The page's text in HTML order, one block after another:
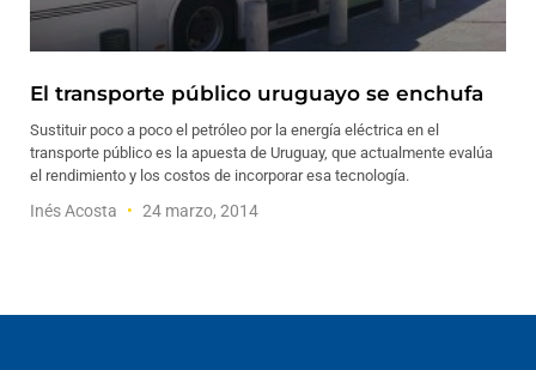
El transporte público uruguayo se enchufa
Sustituir poco a poco el petróleo por la energía eléctrica en el
transporte público es la apuesta de Uruguay, que actualmente evalúa
el rendimiento y los costos de incorporar esa tecnología.
Inés Acosta 24 marzo, 2014